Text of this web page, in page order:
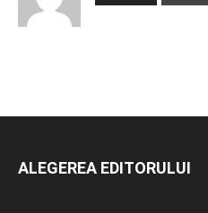
ALEGEREA EDITORULUI